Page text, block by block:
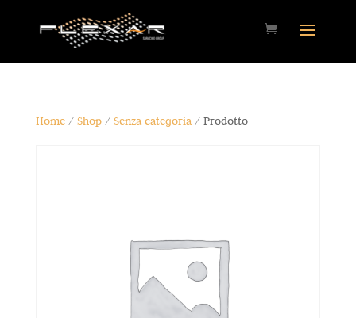
Home/ Shop/ Senza categoria/ Prodotto